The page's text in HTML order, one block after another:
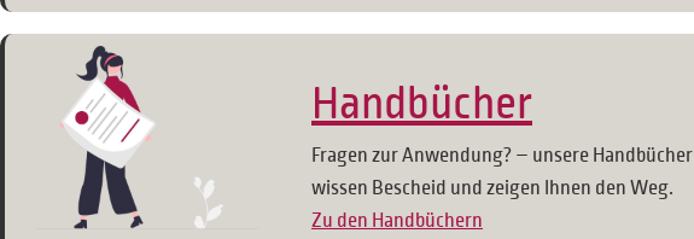
Handbücher
Fragen zur Anwendung? – unsere Handbücher
wissen Bescheid und zeigen Ihnen den Weg.
Zu den Handbüchern